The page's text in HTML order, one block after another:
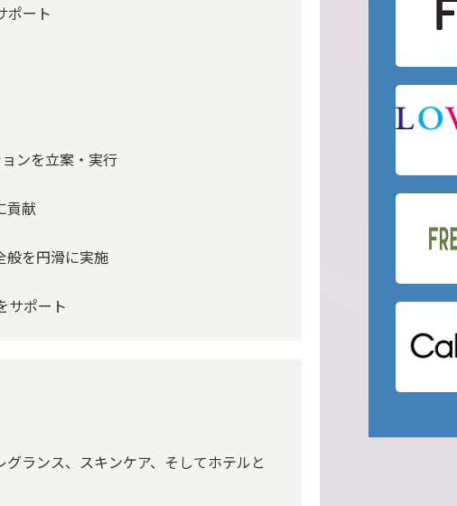
ポート
ンを立案・実行
貢献
般を円滑に実施
サポート
ランス、スキンケア、そしてホテルと